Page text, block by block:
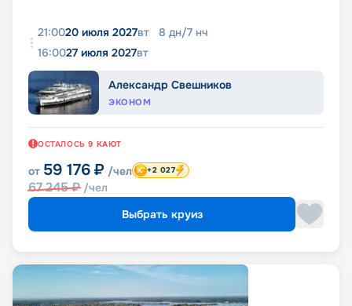
21:0020 июля 2027вт 8 дн/7 нч
16:0027 июля 2027вт
Александр Свешников
ЭКОНОМ
ОСТАЛОСЬ 9 КАЮТ
от 59 176 ₽ /чел
67 245₽ /чел
+2 027
Выбрать круиз